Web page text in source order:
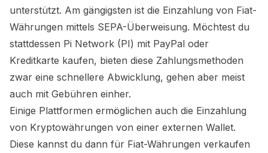
unterstützt. Am gängigsten ist die Einzahlung von Fiat-
Währungen mittels SEPA-Überweisung. Möchtest du
stattdessen Pi Network (PI) mit PayPal oder
Kreditkarte kaufen, bieten diese Zahlungsmethoden
zwar eine schnellere Abwicklung, gehen aber meist
auch mit Gebühren einher.
Einige Plattformen ermöglichen auch die Einzahlung
von Kryptowährungen von einer externen Wallet.
Diese kannst du dann für Fiat-Währungen verkaufen